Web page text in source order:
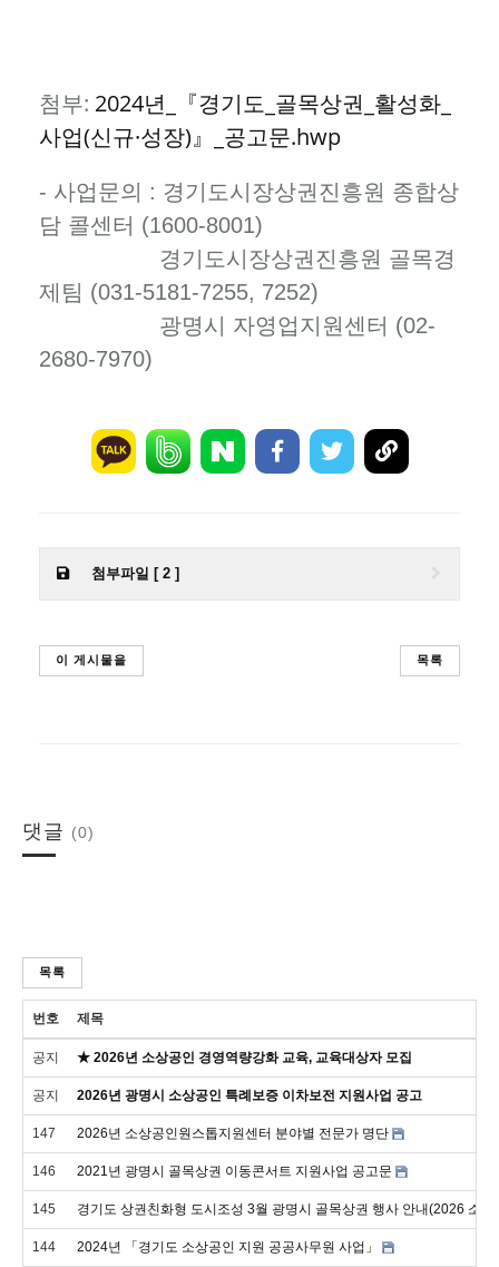
첨부: 2024년_『경기도_골목상권_활성화_
사업(신규·성장)』_공고문.hwp
- 사업문의 : 경기도시장상권진흥원 종합상
담 콜센터 (1600-8001)
경기도시장상권진흥원 골목경
제팀 (031-5181-7255, 7252)
광명시 자영업지원센터 (02-
2680-7970)
첨부파일 [ 2 ]
이 게시물을 목록
댓글 (0)
목록
번호 제목
공지 ★ 2026년 소상공인 경영역량강화 교육, 교육대상자 모집
공지 2026년 광명시 소상공인 특례보증 이차보전 지원사업 공고
147 2026년 소상공인원스톱지원센터 분야별 전문가 명단
146 2021년 광명시 골목상권 이동콘서트 지원사업 공고문
145 경기도 상권친화형 도시조성 3월 광명시 골목상권 행사 안내(2026 소
144 2024년 「경기도 소상공인 지원 공공사무원 사업」